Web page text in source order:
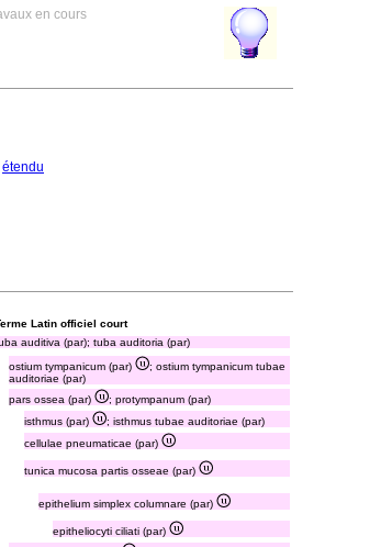
en cours
étendu
Latin officiel court
auditiva (par); tuba auditoria (par)
ostium tympanicum (par)
; ostium tympanicum tubae
auditoriae (par)
pars ossea (par)
; protympanum (par)
isthmus (par)
; isthmus tubae auditoriae (par)
cellulae pneumaticae (par)
tunica mucosa partis osseae (par)
epithelium simplex columnare (par)
epitheliocyti ciliati (par)